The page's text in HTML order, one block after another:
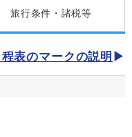
旅行条件・諸税等
程表のマークの説明